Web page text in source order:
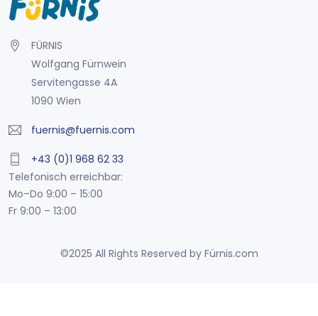
FÜRNIS
Wolfgang Fürnwein
Servitengasse 4A
1090 Wien
fuernis@fuernis.com
+43 (0)1 968 62 33
Telefonisch erreichbar:
Mo–Do 9:00 – 15:00
Fr 9:00 – 13:00
©2025 All Rights Reserved by Fürnis.com